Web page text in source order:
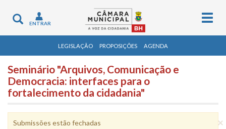
Toggle
navigation
ENTRAR
LEGISLAÇÃO PROPOSIÇÕES AGENDA
Seminário "Arquivos, Comunicação e
Democracia: interfaces para o
fortalecimento da cidadania"
×
Mensagem de aviso
Submissões estão fechadas